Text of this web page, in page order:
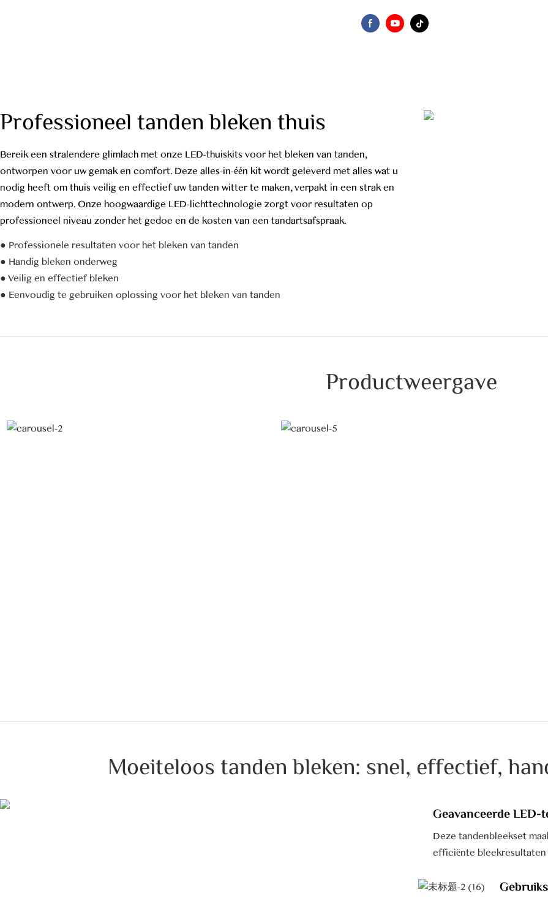
Professioneel tanden bleken thuis
Bereik een stralendere glimlach met onze LED-thuiskits voor het bleken van tanden,
ontworpen voor uw gemak en comfort. Deze alles-in-één kit wordt geleverd met alles wat u
nodig heeft om thuis veilig en effectief uw tanden witter te maken, verpakt in een strak en
modern ontwerp. Onze hoogwaardige LED-lichttechnologie zorgt voor resultaten op
professioneel niveau zonder het gedoe en de kosten van een tandartsafspraak.
● Professionele resultaten voor het bleken van tanden
● Handig bleken onderweg
● Veilig en effectief bleken
● Eenvoudig te gebruiken oplossing voor het bleken van tanden
Productweergave
Moeiteloos tanden bleken: snel, effectief,
Geavanceerde LED-
Deze tandenbleekset
efficiënte